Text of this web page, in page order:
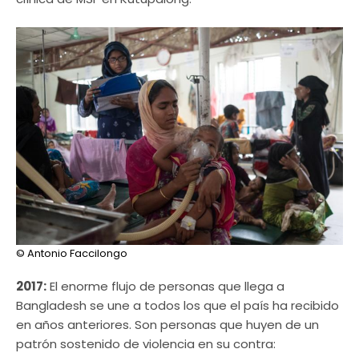
© Antonio Faccilongo
2017:El enorme flujo de personas que llega a
Bangladesh se une a todos los que el país ha recibido
en años anteriores. Son personas que huyen de un
patrón sostenido de violencia en su contra: